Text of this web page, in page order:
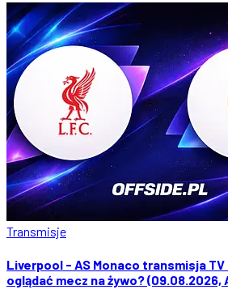
Transmisje
Liverpool - AS Monaco transmisja TV
oglądać mecz na żywo? (09.08.2026,